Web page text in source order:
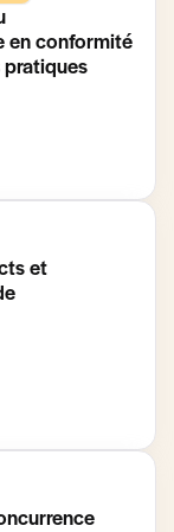
en conformité
et